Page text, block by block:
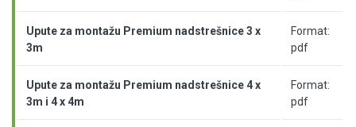
Upute za montažu Premium nadstrešnice 3 x
3m
Format:
pdf
Upute za montažu Premium nadstrešnice 4 x
3m i 4 x 4m
Format:
pdf